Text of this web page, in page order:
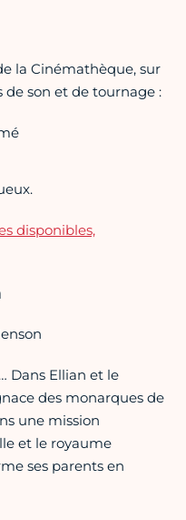
la Cinémathèque, sur
de son et de tournage :
disponibles,
Dans Ellian et le
des monarques de
une mission
et le royaume
ses parents en